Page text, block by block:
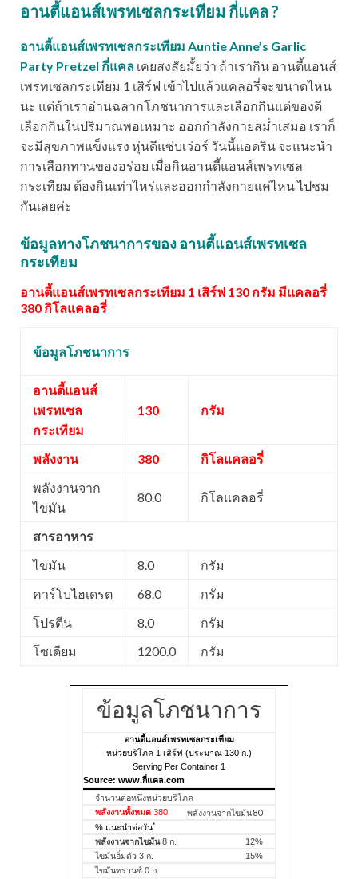
อานตี้แอนส์เพรทเซลกระเทียม กี่แคล ?
อานตี้แอนส์เพรทเซลกระเทียม Auntie Anne’s Garlic
Party Pretzel กี่แคล เคยสงสัยมั้ยว่า ถ้าเรากิน อานตี้แอนส์
เพรทเซลกระเทียม 1 เสิร์ฟ เข้าไปแล้วแคลอรี่จะขนาดไหน
นะ แต่ถ้าเราอ่านฉลากโภชนาการและเลือกกินแต่ของดี
เลือกกินในปริมาณพอเหมาะ ออกกำลังกายสม่ำเสมอ เราก็
จะมีสุขภาพแข็งแรง หุ่นดีแซ่บเว่อร์ วันนี้แอดริน จะแนะนำ
การเลือกทานของอร่อย เมื่อกินอานตี้แอนส์เพรทเซล
กระเทียม ต้องกินเท่าไหร่และออกกำลังกายแค่ไหน ไปชม
กันเลยค่ะ
ข้อมูลทางโภชนาการของ อานตี้แอนส์เพรทเซล
กระเทียม
อานตี้แอนส์เพรทเซลกระเทียม 1 เสิร์ฟ 130 กรัม มีแคลอรี่
380 กิโลแคลอรี่
ข้อมูลโภชนาการ
อานตี้แอนส์
เพรทเซล
กระเทียม
130 กรัม
พลังงาน 380
กิโลแคลอรี่
พลังงานจาก
ไขมัน
80.0 กิโลแคลอรี่
สารอาหาร
ไขมัน
8.0
กรัม
คาร์โบไฮเดรต
68.0
กรัม
โปรตีน
8.0
กรัม
โซเดียม
1200.0 กรัม
ข้อมูลโภชนาการ
อานตี้แอนส์เพรทเซลกระเทียม
หน่วยบริโภค 1 เสิร์ฟ (ประมาณ 130 ก.)
Serving Per Container 1
Source: www.กี่แคล.com
จำนวนต่อหนึ่งหน่วยบริโภค
พลังงานทั้งหมด 380 พลังงานจากไขมัน 80
% แนะนำต่อวัน*
พลังงานจากไขมัน8 ก.
12%
ไขมันอิ่มตัว 3 ก.
15%
ไขมันทรานซ์ 0 ก.